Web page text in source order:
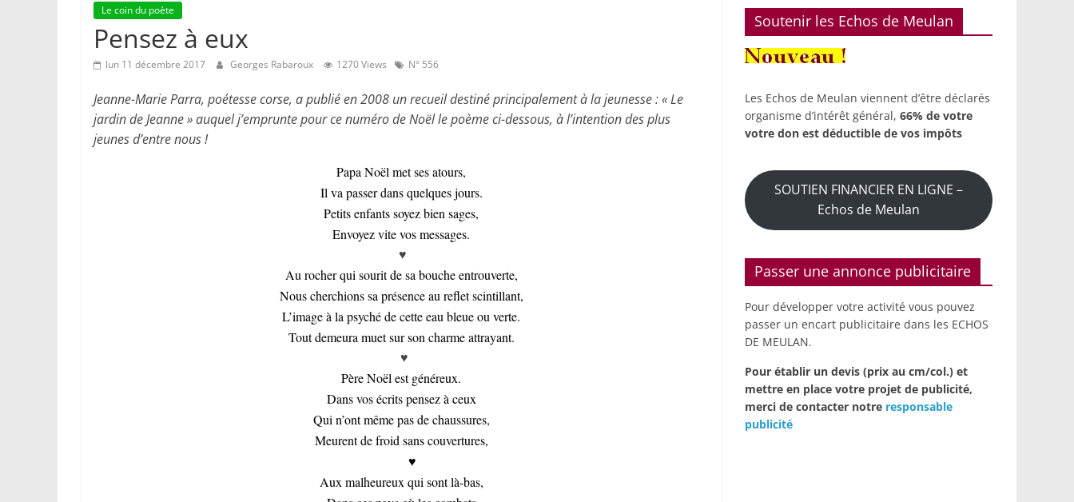
Le coin du poète
Pensez à eux
lun 11 décembre 2017 Georges Rabaroux 1270 Views N° 556
Jeanne-Marie Parra, poétesse corse, a publié en 2008 un recueil destiné principalement à la jeunesse : « Le
jardin de Jeanne » auquel j’emprunte pour ce numéro de Noël le poème ci-dessous, à l’intention des plus
jeunes d’entre nous !
Papa Noël met ses atours,
Il va passer dans quelques jours.
Petits enfants soyez bien sages,
Envoyez vite vos messages.
♥
Au rocher qui sourit de sa bouche entrouverte,
Nous cherchions sa présence au reflet scintillant,
L’image à la psyché de cette eau bleue ou verte.
Tout demeura muet sur son charme attrayant.
♥
Père Noël est généreux.
Dans vos écrits pensez à ceux
Qui n’ont même pas de chaussures,
Meurent de froid sans couvertures,
♥
Aux malheureux qui sont là-bas,
Soutenir les Echos de Meulan
Les Echos de Meulan viennent d’être déclarés
organisme d’intérêt général, 66% de votre
votre don est déductible de vos impôts
SOUTIEN FINANCIER EN LIGNE –
Echos de Meulan
Passer une annonce publicitaire
Pour développer votre activité vous pouvez
passer un encart publicitaire dans les ECHOS
DE MEULAN.
Pour établir un devis (prix au cm/col.) et
mettre en place votre projet de publicité,
merci de contacter notre responsable
publicité